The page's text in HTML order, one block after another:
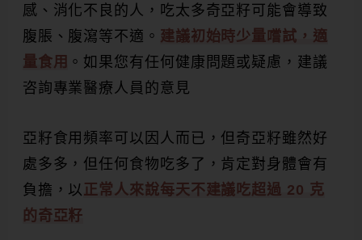
感、消化不良的人，吃太多奇亞籽可能會導致
腹脹、腹瀉等不適。 建議初始時少量嚐試，適
量食用 。如果您有任何健康問題或疑慮，建議
咨詢專業醫療人員的意見
亞籽食用頻率可以因人而已，但奇亞籽雖然好
處多多，但任何食物吃多了，肯定對身體會有
負擔，以正常人來說每天不建議吃超過 20 克
的奇亞籽